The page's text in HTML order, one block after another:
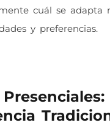
cuál se adapta
y preferencias.